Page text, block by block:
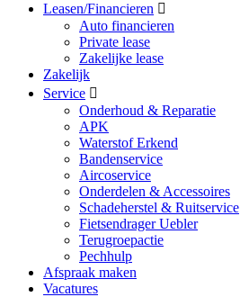
Leasen/Financieren
Auto financieren
Private lease
Zakelijke lease
Zakelijk
Service
Onderhoud & Reparatie
APK
Waterstof Erkend
Bandenservice
Aircoservice
Onderdelen & Accessoires
Schadeherstel & Ruitservice
Fietsendrager Uebler
Terugroepactie
Pechhulp
Afspraak maken
Vacatures